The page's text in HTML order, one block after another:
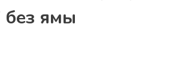
без ямы